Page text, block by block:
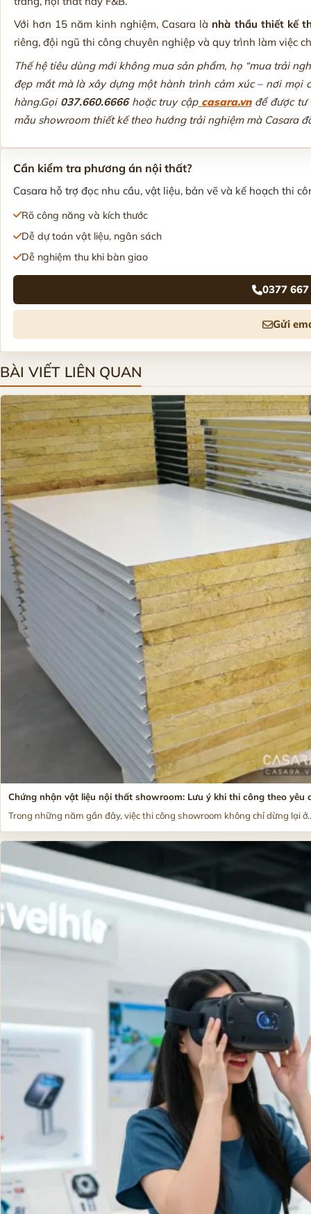
Với hơn 15 năm kinh nghiệm, Casara là nhà thầu thiết kế
riêng, đội ngũ thi công chuyên nghiệp và quy trình làm việc
Thế hệ tiêu dùng mới không mua sản phẩm, họ “mua trải
đẹp mắt mà là xây dựng một hành trình cảm xúc – nơi
hàng.Gọi 037.660.6666hoặc truy cập casara.vnđể được tư
mẫu showroom thiết kế theo hướng trải nghiệm mà Casara
Cần kiểm tra phương án nội thất?
Casara hỗ trợ đọc nhu cầu, vật liệu, bản vẽ và kế hoạch thi
Rõ công năng và kích thước
Dễ dự toán vật liệu, ngân sách
Dễ nghiệm thu khi bàn giao
0377
Gửi
BÀI VIẾT LIÊN QUAN
Chứng nhận vật liệu nội thất showroom: Lưu ý khi thi công theo yêu
Trong những năm gần đây, việc thi công showroom không chỉ dừng lại